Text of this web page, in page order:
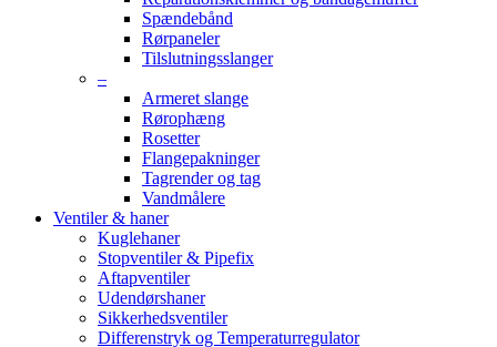
Spændebånd
Rørpaneler
Tilslutningsslanger
–
Armeret slange
Rørophæng
Rosetter
Flangepakninger
Tagrender og tag
Vandmålere
Ventiler & haner
Kuglehaner
Stopventiler & Pipefix
Aftapventiler
Udendørshaner
Sikkerhedsventiler
Differenstryk og Temperaturregulator